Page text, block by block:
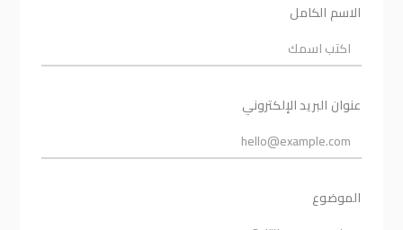
الاسم الكامل
عنوان البريد الإلكتروني
الموضوع